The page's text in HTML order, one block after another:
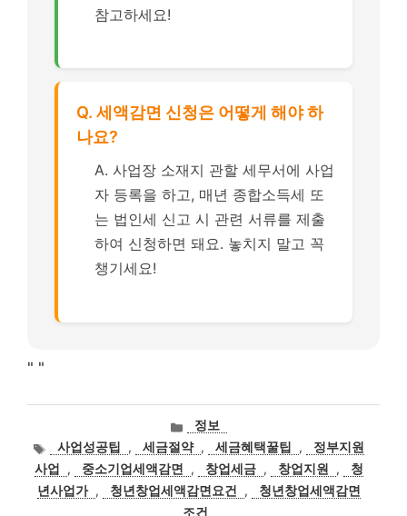
참고하세요!
Q. 세액감면 신청은 어떻게 해야 하
나요?
A. 사업장 소재지 관할 세무서에 사업
자 등록을 하고, 매년 종합소득세 또
는 법인세 신고 시 관련 서류를 제출
하여 신청하면 돼요. 놓치지 말고 꼭
챙기세요!
" "
카
테
고
리
정보
태
그
사업성공팁 , 세금절약 , 세금혜택꿀팁 ,
정부지원
사업
, 중소기업세액감면 , 창업세금 , 창업지원 ,
청
년사업가 , 청년창업세액감면요건 ,
청년창업세액감면
조건